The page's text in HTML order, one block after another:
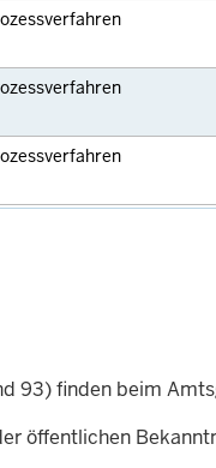
93) finden beim
öffentlichen